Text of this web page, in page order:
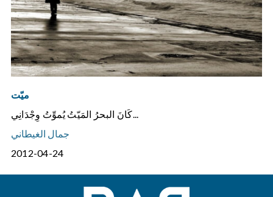
ميّت
كَانَ البحرُ المَيّتُ يُموِّتُ وِجْدَانِي...
جمال الغيطاني
2012-04-24